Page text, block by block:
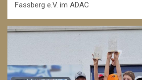
Fassberg e.V. im ADAC